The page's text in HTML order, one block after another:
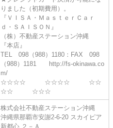
りました（初期費用）。
『ＶＩＳＡ・ＭａｓｔｅｒＣａｒ
ｄ・ＳＡＩＳＯＮ』
（株）不動産ステーション沖縄
『本店』
TEL 098（988）1180：FAX 098
（988）1181 http://fs-okinawa.co
m/
☆☆☆☆ ☆☆☆☆ ☆☆
☆☆ ☆☆☆
株式会社不動産ステーション沖縄
沖縄県那覇市安謝2-6-20 スカイピア
新都心 ２－Ａ